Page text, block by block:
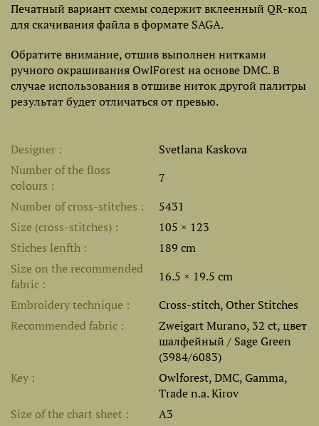
Печатный вариант схемы содержит вклеенный QR-код
для скачивания файла в формате SAGA.
Обратите внимание, отшив выполнен нитками
ручного окрашивания OwlForest на основе DMC. В
случае использования в отшиве ниток другой палитры
результат будет отличаться от превью.
Designer
Svetlana Kaskova
Number of the floss
colours
7
Number of cross-stitches
5431
Size (cross-stitches)
105 × 123
Stiches lenfth
189 cm
Size on the recommended
fabric
16.5 × 19.5 cm
Embroidery technique
Cross-stitch, Other Stitches
Recommended fabric
Zweigart Murano, 32 ct, цвет
шалфейный / Sage Green
(3984/6083)
Key
Owlforest, DMC, Gamma,
Trade n.a. Kirov
Size of the chart sheet
A3